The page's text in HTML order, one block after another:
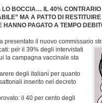
LO BOCCIA… IL 40%
MA A PATTO DI
PAGATO A TEMPO
presentato il nuovo commissario
per il 39% degli intervistati
la campagna vaccinale sta
degli italiani per quanto
inserito nel decreto
il 40 per cento degli